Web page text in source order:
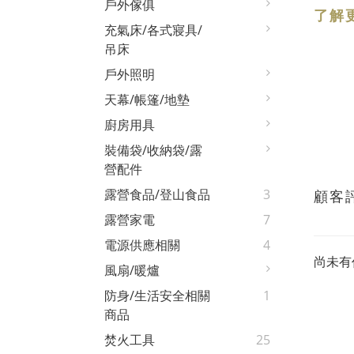
戶外傢俱
充氣床/各式寢具/
吊床
戶外照明
天幕/帳篷/地墊
廚房用具
裝備袋/收納袋/露
營配件
露營食品/登山食品
3
露營家電
7
電源供應相關
4
風扇/暖爐
防身/生活安全相關
商品
1
焚火工具
25
了解
顧客
尚未